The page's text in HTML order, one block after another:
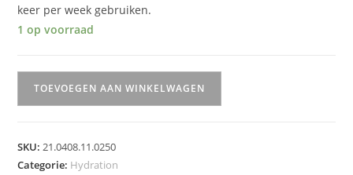
keer per week gebruiken.
1 op voorraad
TOEVOEGEN AAN WINKELWAGEN
SKU:21.0408.11.0250
Categorie: Hydration